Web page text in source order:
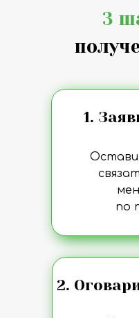
3
1.
по
2.